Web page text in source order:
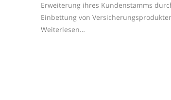
Erweiterung ihres Kundenstamms
Einbettung von
Weiterlesen…